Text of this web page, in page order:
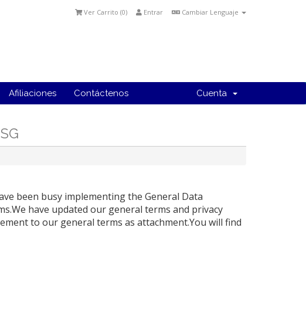
Cambiar Lenguaje
Entrar
Ver Carrito (0)
Afiliaciones Contáctenos Cuenta
been busy implementing the General Data
have updated our general terms and privacy
to our general terms as attachment.You will find